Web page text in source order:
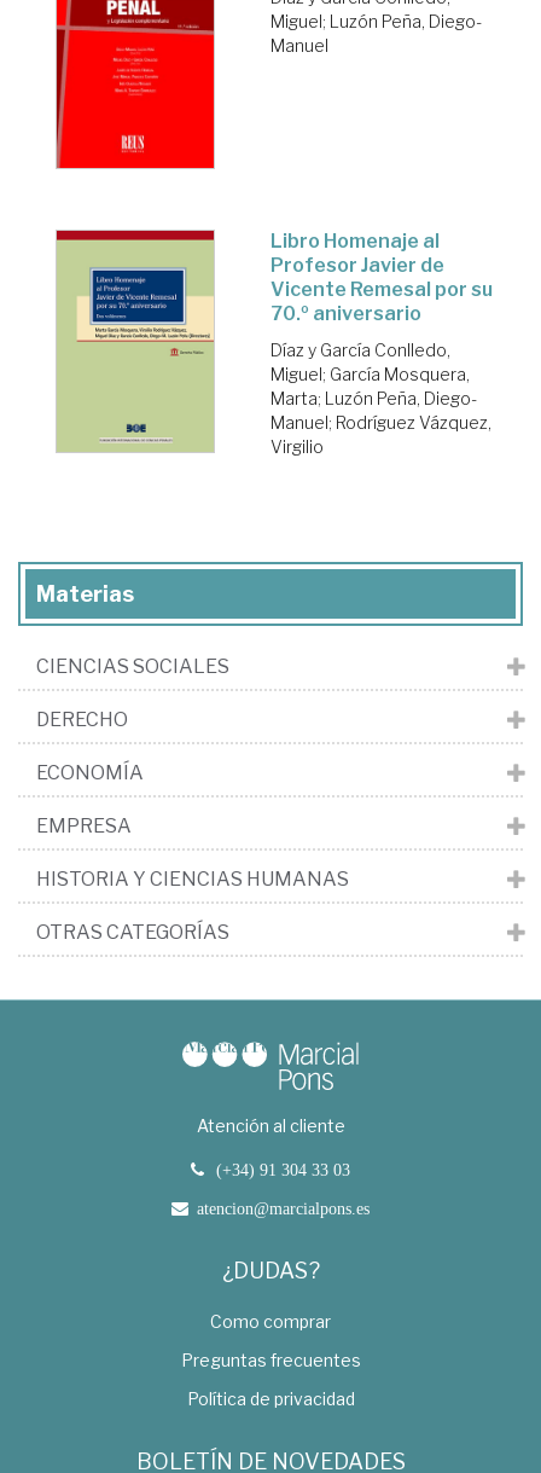
Miguel; Luzón Peña, Diego-
Manuel
Libro Homenaje al
Profesor Javier de
Vicente Remesal por su
70.º aniversario
Díaz y García Conlledo,
Miguel; García Mosquera,
Marta; Luzón Peña, Diego-
Manuel; Rodríguez Vázquez,
Virgilio
Materias
CIENCIAS SOCIALES
DERECHO
ECONOMÍA
EMPRESA
HISTORIA Y CIENCIAS HUMANAS
OTRAS CATEGORÍAS
Atención al cliente
(+34) 91 304 33 03
atencion@marcialpons.es
¿DUDAS?
Como comprar
Preguntas frecuentes
Política de privacidad
BOLETÍN DE NOVEDADES